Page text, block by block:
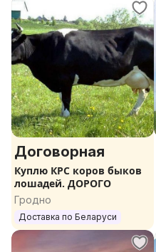
Договорная
Куплю КРС коров быков
лошадей. ДОРОГО
Гродно
Доставка по Беларуси